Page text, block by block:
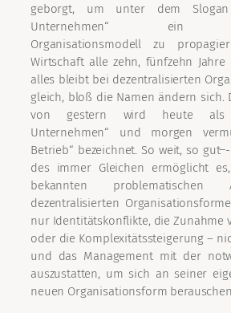
geborgt, um unter dem Slogan
Unternehmen“ ein
Organisationsmodell zu
Wirtschaft alle zehn, fünfzehn
alles bleibt bei dezentralisierten
gleich, bloß die Namen ändern sich.
von gestern wird heute als
Unternehmen“ und morgen
Betrieb“ bezeichnet. So weit, so
des immer Gleichen ermöglicht
bekannten problematischen
dezentralisierten
nur Identitätskonflikte, die Zunahme
oder die Komplexitätssteigerung –
und das Management mit der
auszustatten, um sich an seiner
neuen Organisationsform